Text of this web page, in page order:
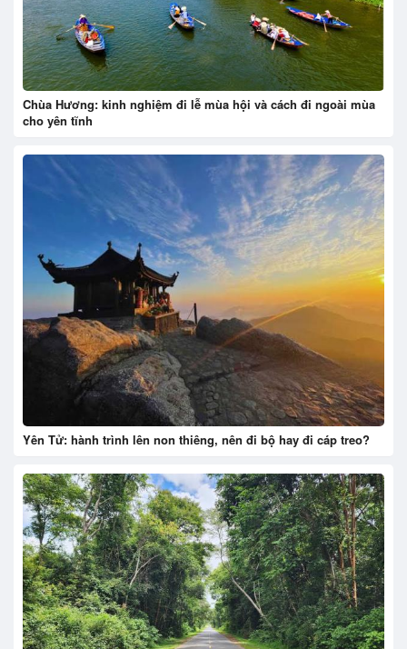
Chùa Hương: kinh nghiệm đi lễ mùa hội và cách đi ngoài mùa
cho yên tĩnh
Yên Tử: hành trình lên non thiêng, nên đi bộ hay đi cáp treo?